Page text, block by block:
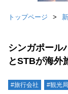
トップページ
シンガポール
とSTBが海外
#旅行会社 #観光局